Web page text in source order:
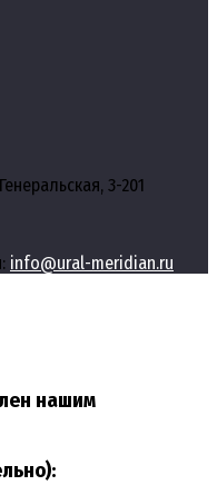
3-201
info@ural-meridian.ru
нашим